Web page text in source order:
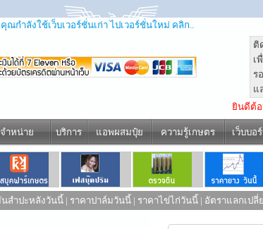
คุณกำลังใช้เว็บเวอร์ชั่นเก่า ไปเวอร์ชั่นใหม่ คลิก..
ติ
เ
ร
แ
ยินดีต้
ำหน่าย บริการ แอพผสมปุ๋ย ความรู้เกษตร เว็บบอ
นสำปะหลังวันนี้ | ราคาปาล์มวันนี้ | ราคาไข่ไก่วันนี้ | อัตราแลกเปลี่